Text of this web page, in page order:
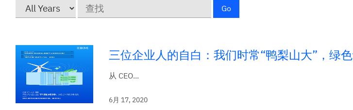
字
Go
三位企业人的自白：我们时常“鸭梨山大”，绿
从 CEO...
6月 17, 2020